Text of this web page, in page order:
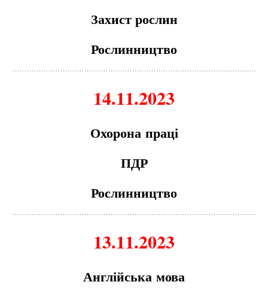
Захист рослин
Рослинництво
14.11.2023
Охоронапраці
ПДР
Рослинництво
13.11.2023
Англійська мова